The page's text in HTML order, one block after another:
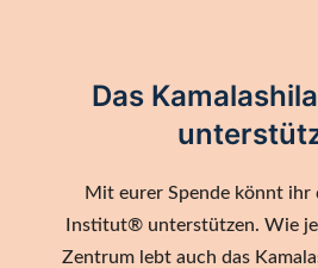
Das
Mit eurer Spende könnt ihr
Institut® unterstützen. Wie
Zentrum lebt auch das